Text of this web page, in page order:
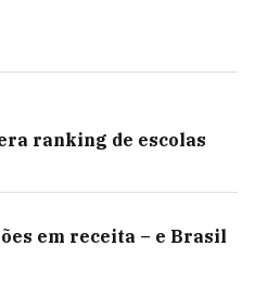
ranking de escolas
em receita – e Brasil